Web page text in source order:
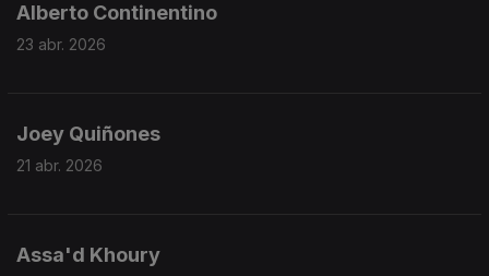
Alberto Continentino
23 abr. 2026
Joey Quiñones
21 abr. 2026
Assa'd Khoury